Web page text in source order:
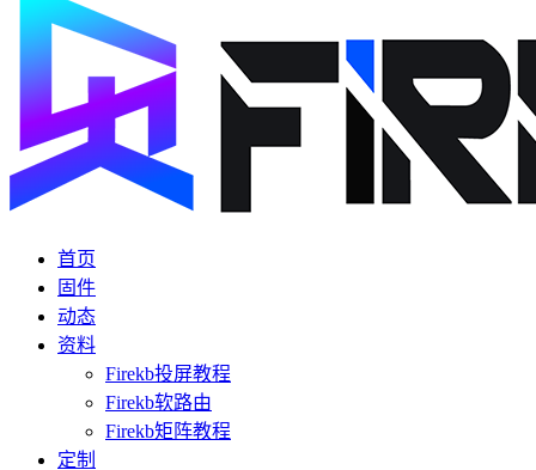
首页
固件
动态
资料
Firekb投屏教程
Firekb软路由
Firekb矩阵教程
定制